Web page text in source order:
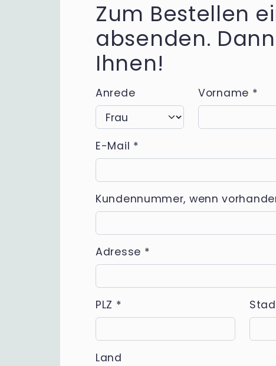
Zum Bestellen
absenden.
Ihnen!
Anrede Vorname *
E-Mail *
Kundennummer, wenn
Adresse *
PLZ *
Land